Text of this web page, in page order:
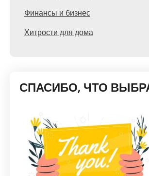
Финансы и бизнес
Хитрости для дома
СПАСИБО, ЧТО